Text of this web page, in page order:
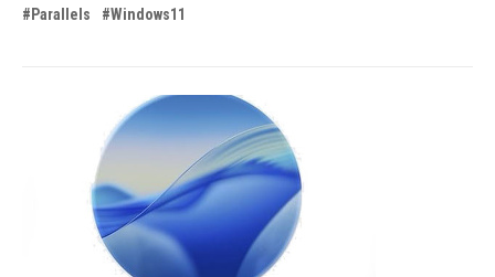
#Parallels #Windows11